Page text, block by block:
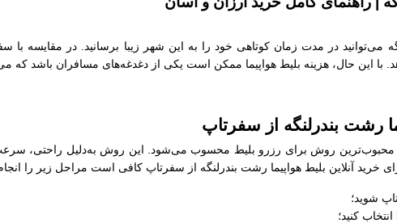
می‌توانید در مدت زمان کوتاهی خود را به این شهر زیبا برسانید. در مقایسه
با این حال، هزینه بلیط هواپیما ممکن است یکی از دغدغه‌های مسافران باشد که
رشت بندرلنگه از سفرتاپ
محبوب‌ترین روش برای رزرو بلیط محسوب می‌شود. این روش به‌دلیل راحتی، سرعت
خرید آنلاین بلیط هواپیما رشت بندرلنگه از سفرتاپ کافی است مراحل زیر را
شوید؛
کنید؛